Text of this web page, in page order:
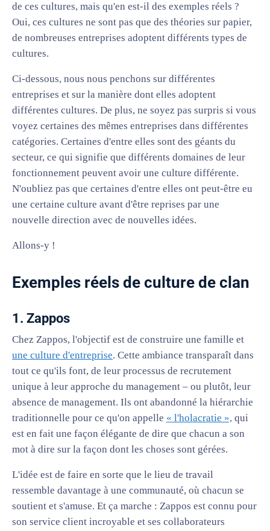
de ces cultures, mais qu'en est-il des exemples réels ?
Oui, ces cultures ne sont pas que des théories sur papier,
de nombreuses entreprises adoptent différents types de
cultures.
Ci-dessous, nous nous penchons sur différentes
entreprises et sur la manière dont elles adoptent
différentes cultures. De plus, ne soyez pas surpris si vous
voyez certaines des mêmes entreprises dans différentes
catégories. Certaines d'entre elles sont des géants du
secteur, ce qui signifie que différents domaines de leur
fonctionnement peuvent avoir une culture différente.
N'oubliez pas que certaines d'entre elles ont peut-être eu
une certaine culture avant d'être reprises par une
nouvelle direction avec de nouvelles idées.
Allons-y !
Exemples réels de culture de clan
1. Zappos
Chez Zappos, l'objectif est de construire une famille et
une culture d'entreprise. Cette ambiance transparaît dans
tout ce qu'ils font, de leur processus de recrutement
unique à leur approche du management – ou plutôt, leur
absence de management. Ils ont abandonné la hiérarchie
traditionnelle pour ce qu'on appelle « l'holacratie », qui
est en fait une façon élégante de dire que chacun a son
mot à dire sur la façon dont les choses sont gérées.
L'idée est de faire en sorte que le lieu de travail
ressemble davantage à une communauté, où chacun se
soutient et s'amuse. Et ça marche : Zappos est connu pour
son service client incroyable et ses collaborateurs